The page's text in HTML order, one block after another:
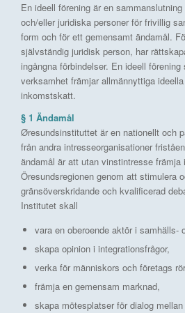
En ideell förening är en
och/eller juridiska personer för frivillig
form och för ett gemensamt ändamål.
självständig juridisk person, har
ingångna förbindelser. En ideell
verksamhet främjar allmännyttiga
inkomstskatt.
§ 1 Ändamål
Øresundsinstituttet är en nationellt och
från andra intresseorganisationer
ändamål är att utan vinstintresse främja
Öresundsregionen genom att stimulera
gränsöverskridande och kvalificerad
Institutet skall
vara en oberoende aktör i samhälls-
skapa opinion i integrationsfrågor,
verka för människors och företags
främja en gemensam marknad,
skapa mötesplatser för dialog